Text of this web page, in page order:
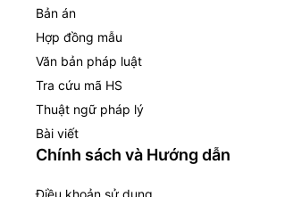
Bản án
Hợp đồng mẫu
Văn bản pháp luật
Tra cứu mã HS
Thuật ngữ pháp lý
Bài viết
Chính sách và Hướng dẫn
Điều khoản sử dụng